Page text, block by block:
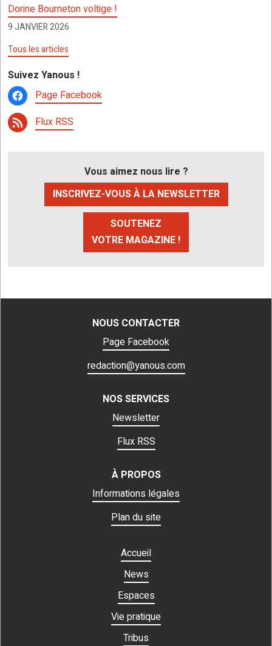
Dorine Bourneton voltige !
9 JANVIER 2026
Tous les articles
Suivez Yanous !
Page Facebook
Flux RSS
Vous aimez nous lire ?
INSCRIVEZ-VOUS À LA NEWSLETTER
SOUTENEZ
VOTRE MAGAZINE !
NOUS CONTACTER
Page Facebook
redaction@yanous.com
NOS SERVICES
Newsletter
Flux RSS
À PROPOS
Informations légales
Plan du site
Accueil
News
Espaces
Vie pratique
Tribus